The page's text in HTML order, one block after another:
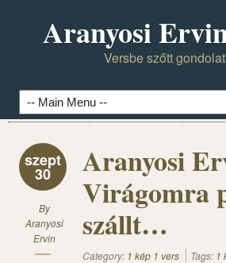
Aranyosi
Versbe szőtt
szept
30
By
Aranyosi
Ervin
Aranyosi
Virágomra
szállt…
Category: 1 kép 1 vers Tags: 1